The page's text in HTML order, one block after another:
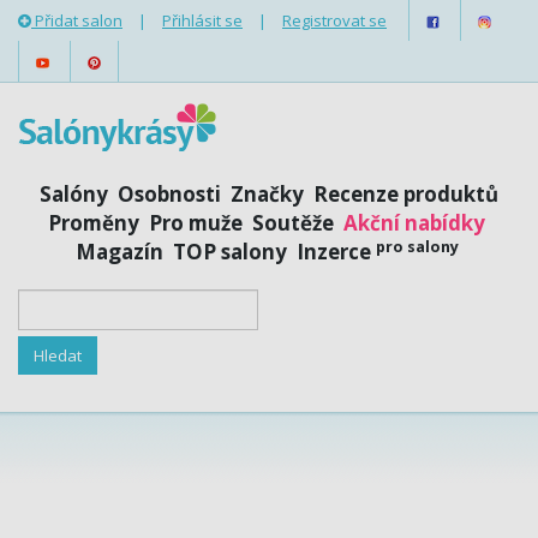
Přidat salon | Přihlásit se | Registrovat se
Salóny Osobnosti Značky Recenze produktů
Proměny Pro muže Soutěže Akční nabídky
Magazín TOP salony Inzerce pro salony